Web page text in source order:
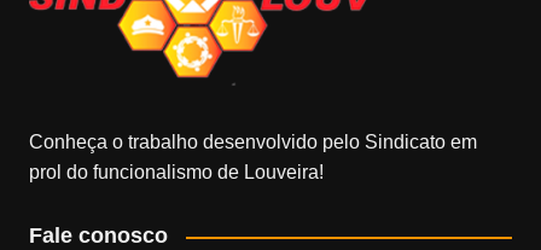
Conheça o trabalho desenvolvido pelo Sindicato em
prol do funcionalismo de Louveira!
Fale conosco